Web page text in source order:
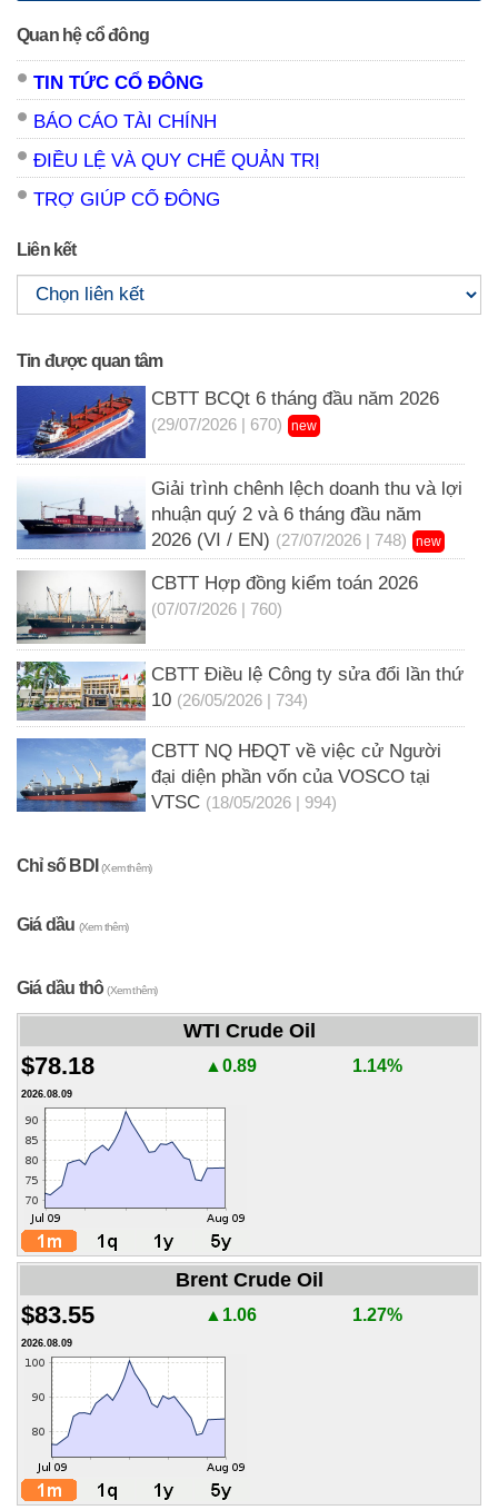
Quan hệ cổ đông
TIN TỨC CỔ ĐÔNG
BÁO CÁO TÀI CHÍNH
ĐIỀU LỆ VÀ QUY CHẾ QUẢN TRỊ
TRỢ GIÚP CỔ ĐÔNG
Liên kết
Tin được quan tâm
CBTT BCQt 6 tháng đầu năm 2026
(29/07/2026 | 670) new
Giải trình chênh lệch doanh thu và lợi
nhuận quý 2 và 6 tháng đầu năm
2026 (VI / EN) (27/07/2026 | 748) new
CBTT Hợp đồng kiểm toán 2026
(07/07/2026 | 760)
CBTT Điều lệ Công ty sửa đổi lần thứ
10 (26/05/2026 | 734)
CBTT NQ HĐQT về việc cử Người
đại diện phần vốn của VOSCO tại
VTSC (18/05/2026 | 994)
Chỉ số BDI(Xem thêm)
Giá dầu (Xem thêm)
Giá dầu thô(Xem thêm)
WTI Crude Oil
$78.18 ▲0.89 1.14%
2026.08.09
Brent Crude Oil
$83.55 ▲1.06 1.27%
2026.08.09